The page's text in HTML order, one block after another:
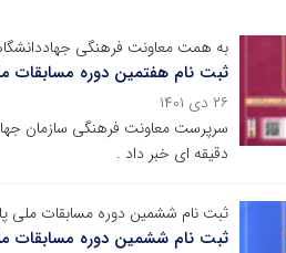
به همت معاونت فرهنگی
ثبت نام هفتمین دوره مسابقات
۲۶ دی ۱۴۰۱
‌سرپرست معاونت فرهنگی سازمان
دقیقه ای خبر داد .
ثبت نام ششمین دوره مسابقات ملی
ثبت نام ششمین دوره مسابقات